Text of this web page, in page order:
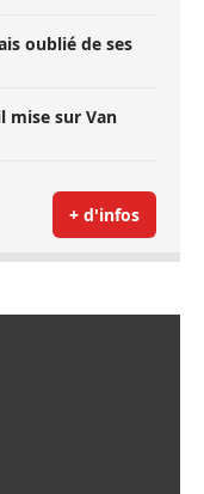
oublié de ses
mise sur Van
+ d'infos